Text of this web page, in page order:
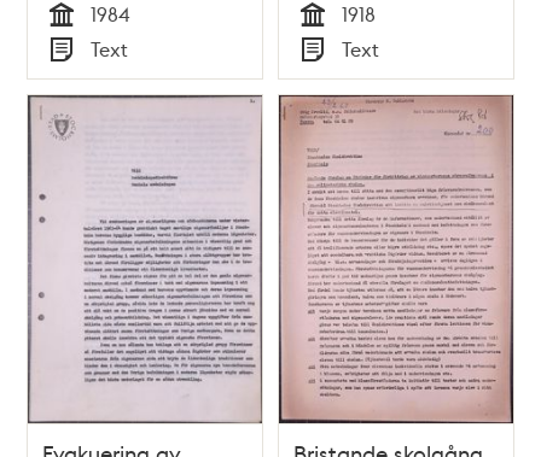
Tid
1984
Typ
Text Tid
1918
Typ
Text